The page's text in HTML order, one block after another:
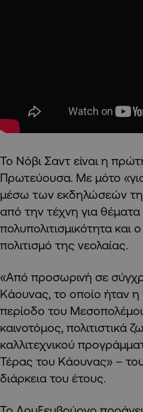
Το Νόβι Σαντ είναι η
Πρωτεύουσα. Με μότο
μέσω των εκδηλώσεών
από την τέχνη για
πολυπολιτισμικότητα
πολιτισμό της νεολαίας.
«Από προσωρινή σε
Κάουνας, το οποίο ήταν
περίοδο του
καινοτόμος, πολιτιστικά
καλλιτεχνικού
Τέρας του Κάουνας» –
διάρκεια του έτους.